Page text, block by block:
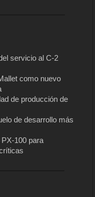
servicio al C-2
como nuevo
de producción de
de desarrollo más
100 para